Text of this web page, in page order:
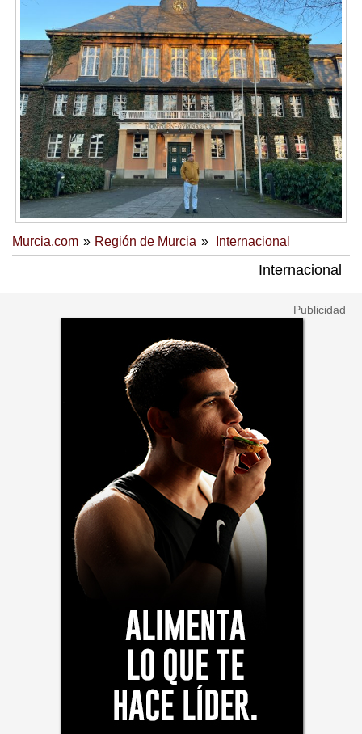
Murcia.com Región de Murcia Internacional
Internacional